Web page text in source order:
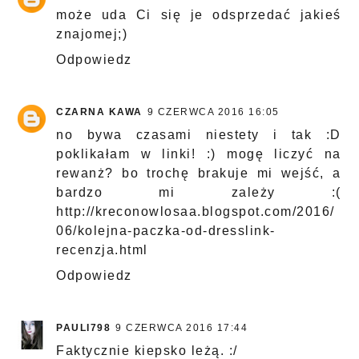
może uda Ci się je odsprzedać jakieś
znajomej;)
Odpowiedz
CZARNA KAWA 9 CZERWCA 2016 16:05
no bywa czasami niestety i tak :D
poklikałam w linki! :) mogę liczyć na
rewanż? bo trochę brakuje mi wejść, a
bardzo mi zależy :(
http://kreconowlosaa.blogspot.com/2016/
06/kolejna-paczka-od-dresslink-
recenzja.html
Odpowiedz
PAULI798 9 CZERWCA 2016 17:44
Faktycznie kiepsko leżą. :/